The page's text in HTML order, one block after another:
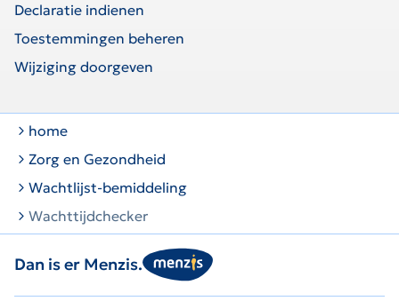
Declaratie indienen
Toestemmingen beheren
Wijziging doorgeven
home
Zorg en Gezondheid
Wachtlijst-bemiddeling
Wachttijdchecker
Dan is er Menzis.